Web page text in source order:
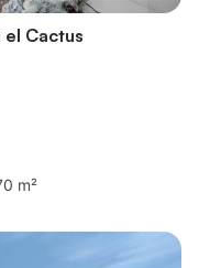
el Cactus
m²